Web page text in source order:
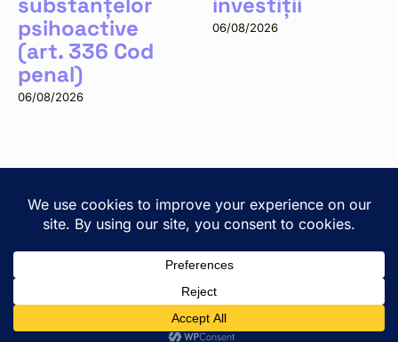
psihoactive
(art. 336 Cod
penal)
06/08/2026
06/08/2026
View on Google Maps
Privacy & terms
Romanian